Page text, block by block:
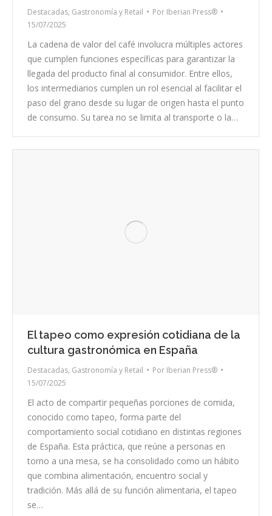
Destacadas, Gastronomía y Retail Por Iberian Press®
15/07/2025
La cadena de valor del café involucra múltiples actores
que cumplen funciones específicas para garantizar la
llegada del producto final al consumidor. Entre ellos,
los intermediarios cumplen un rol esencial al facilitar el
paso del grano desde su lugar de origen hasta el punto
de consumo. Su tarea no se limita al transporte o la…
El tapeo como expresión cotidiana de la
cultura gastronómica en España
Destacadas, Gastronomía y Retail Por Iberian Press®
15/07/2025
El acto de compartir pequeñas porciones de comida,
conocido como tapeo, forma parte del
comportamiento social cotidiano en distintas regiones
de España. Esta práctica, que reúne a personas en
torno a una mesa, se ha consolidado como un hábito
que combina alimentación, encuentro social y
tradición. Más allá de su función alimentaria, el tapeo
se…